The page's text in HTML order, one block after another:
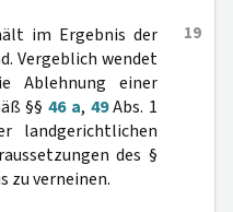
19
im Ergebnis der
Vergeblich wendet
Ablehnung einer
§§ 46 a, 49Abs. 1
landgerichtlichen
des §
zu verneinen.